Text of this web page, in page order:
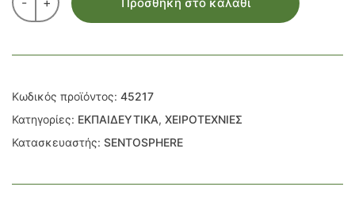
Κωδικός προϊόντος: 45217
Κατηγορίες: ΕΚΠΑΙΔΕΥΤΙΚΑ, ΧΕΙΡΟΤΕΧΝΙΕΣ
Κατασκευαστής: SENTOSPHERE